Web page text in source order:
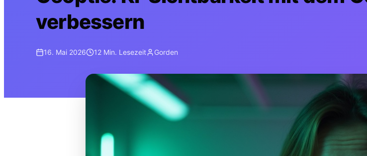
verbessern
16. Mai 2026 12 Min. Lesezeit Gorden